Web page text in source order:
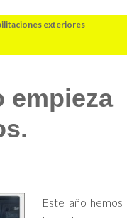
exteriores
empieza
Este año hemos